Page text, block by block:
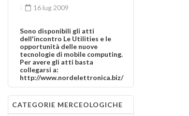
16 lug 2009
Sono disponibili gli atti
dell'incontro Le Utilities e le
opportunità delle nuove
tecnologie di mobile computing.
Per avere gli atti basta
collegarsi a:
http://www.nordelettronica.biz/
eventi.php
16 lug 2009
CATEGORIE MERCEOLOGICHE